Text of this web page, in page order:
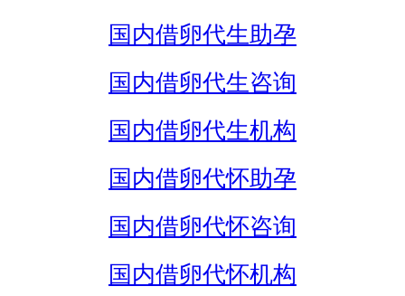
国内借卵代生助孕
国内借卵代生咨询
国内借卵代生机构
国内借卵代怀助孕
国内借卵代怀咨询
国内借卵代怀机构